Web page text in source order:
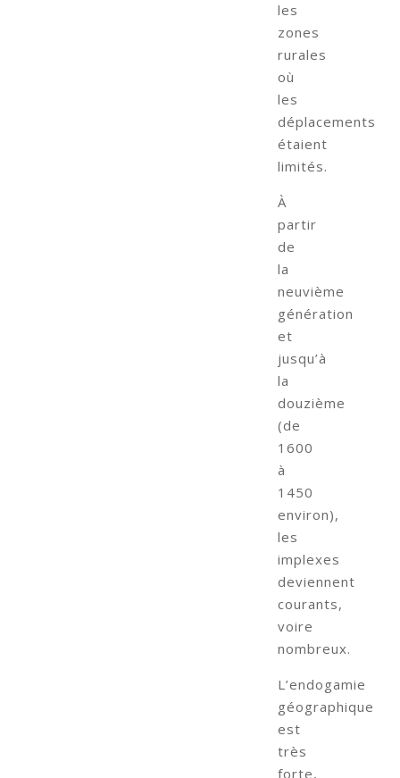
les
zones
rurales
où
les
déplacements
étaient
limités.
À
partir
de
la
neuvième
génération
et
jusqu’à
la
douzième
(de
1600
à
1450
environ),
les
implexes
deviennent
courants,
voire
nombreux.
L’endogamie
géographique
est
très
forte,